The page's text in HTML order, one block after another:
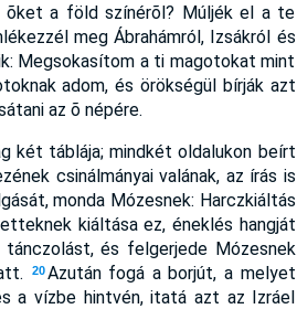
a föld színérõl? Múljék el a te
meg Ábrahámról, Izsákról és
Megsokasítom a ti magotokat mint
adom, és örökségül bírják azt
az õ népére.
két táblája; mindkét oldalukon beírt
csinálmányai valának, az írás is
monda Mózesnek: Harczkiáltás
kiáltása ez, éneklés hangját
és felgerjede Mózesnek
20Azután fogá a borjút, a melyet
a vízbe hintvén, itatá azt az Izráel